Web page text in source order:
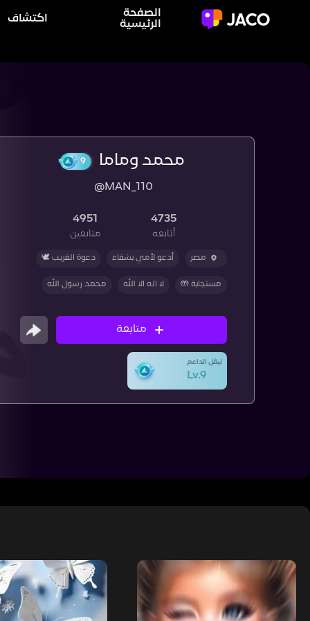
الصفحة
الرئيسية
اكتشاف
محمد وماما
@MAN_110
4735
أتابعه
4951
متابعين
مصر أدعو لأمي بشفاء دعوة الغريب 🕊️
مستجابة 🤲 لا اله الا الله محمد رسول الله
متابعة
ليڤل الداعم
Lv.9